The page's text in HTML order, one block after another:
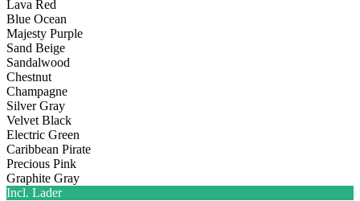
Lava Red
Blue Ocean
Majesty Purple
Sand Beige
Sandalwood
Chestnut
Champagne
Silver Gray
Velvet Black
Electric Green
Caribbean Pirate
Precious Pink
Graphite Gray
Incl. Lader